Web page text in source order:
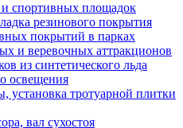
и спортивных площадок
резинового покрытия
покрытий в парках
и веревочных аттракционов
из синтетического льда
освещения
установка тротуарной плитки
вал сухостоя